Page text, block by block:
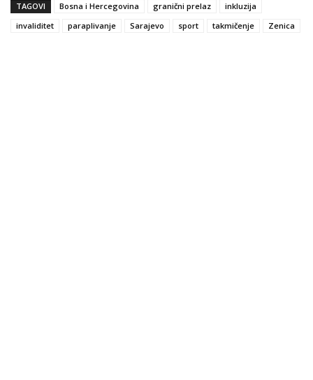
TAGOVI
Bosna i Hercegovina granični prelaz
inkluzija
invaliditet
paraplivanje Sarajevo sport takmičenje Zenica